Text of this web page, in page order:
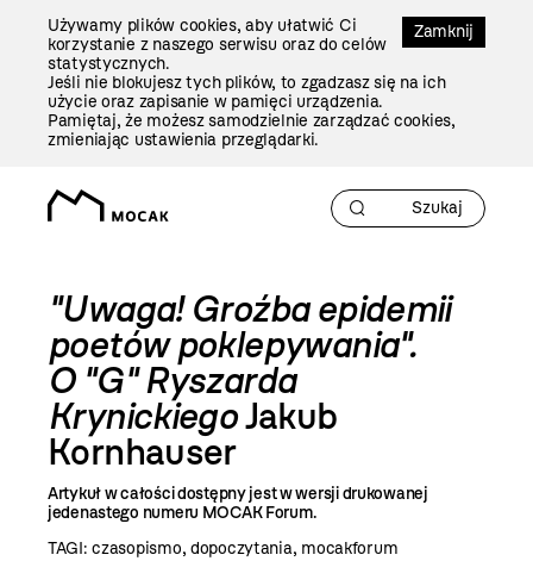
Zamknij
Używamy plików cookies, aby ułatwić Ci
korzystanie z naszego serwisu oraz do celów
statystycznych.
Jeśli nie blokujesz tych plików, to zgadzasz się na ich
użycie oraz zapisanie w pamięci urządzenia.
Pamiętaj, że możesz samodzielnie zarządzać cookies,
zmieniając ustawienia przeglądarki.
"Uwaga! Groźba epidemii
poetów poklepywania".
O "G" Ryszarda
KrynickiegoJakub
Kornhauser
Artykuł w całości dostępny jest w wersji drukowanej
jedenastego numeru MOCAK Forum.
TAGI:czasopismo, dopoczytania, mocakforum